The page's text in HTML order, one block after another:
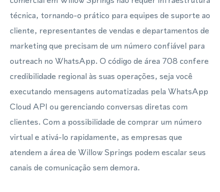
técnica, tornando-o prático para equipes de suporte ao
cliente, representantes de vendas e departamentos de
marketing que precisam de um número confiável para
outreach no WhatsApp. O código de área 708 confere
credibilidade regional às suas operações, seja você
executando mensagens automatizadas pela WhatsApp
Cloud API ou gerenciando conversas diretas com
clientes. Com a possibilidade de comprar um número
virtual e ativá-lo rapidamente, as empresas que
atendem a área de Willow Springs podem escalar seus
canais de comunicação sem demora.